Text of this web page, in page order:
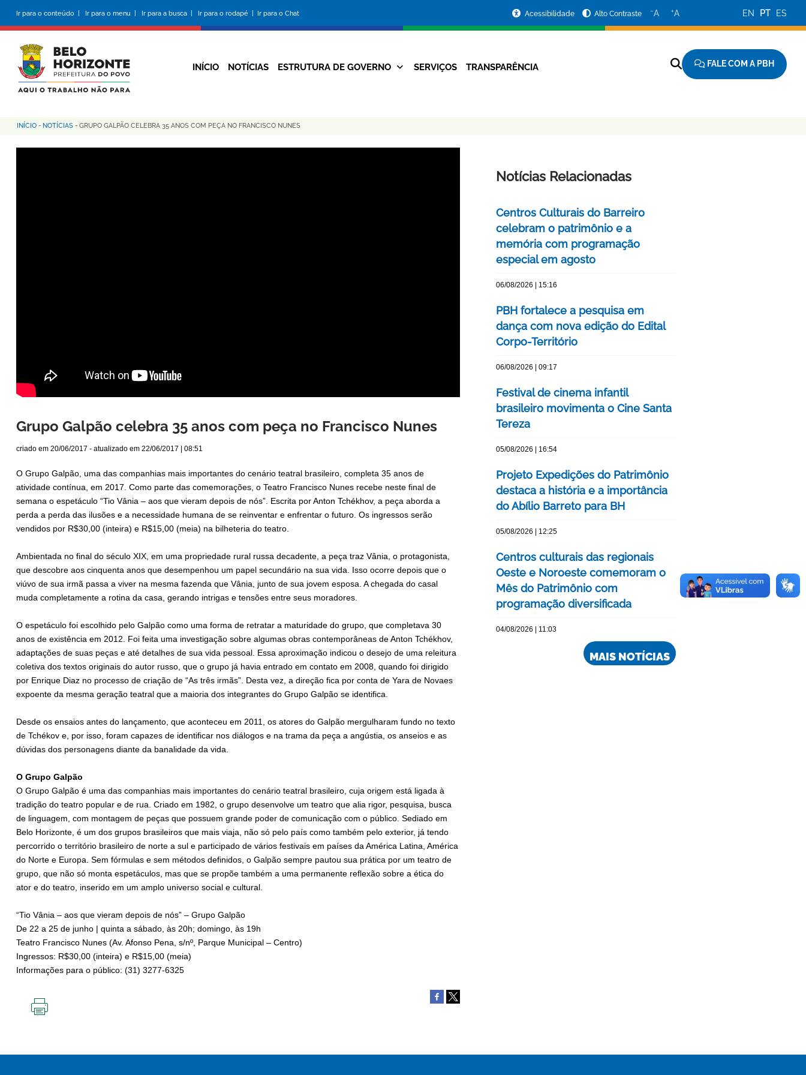
conteúdo
principal
Ir para o conteúdo | Ir para o menu | Ir para a busca | Ir para o rodapé | Ir para o Chat
da
Prefeitura
Acessibilidade Alto Contraste −A +A EN PT ES
Navegação
INÍCIO NOTÍCIAS ESTRUTURA DE GOVERNO SERVIÇOS TRANSPARÊNCIA FALE COM A PBH
Trilha
de
INÍCIO - NOTÍCIAS - GRUPO GALPÃO CELEBRA 35 ANOS COM PEÇA NO FRANCISCO NUNES
Grupo Galpão celebra 35 anos com peça no Francisco Nunes
criado em 20/06/2017 - atualizado em 22/06/2017 | 08:51
O Grupo Galpão, uma das companhias mais importantes do cenário teatral brasileiro, completa 35 anos de
atividade contínua, em 2017. Como parte das comemorações, o Teatro Francisco Nunes recebe neste final de
semana o espetáculo “Tio Vânia – aos que vieram depois de nós”. Escrita por Anton Tchékhov, a peça aborda a
perda a perda das ilusões e a necessidade humana de se reinventar e enfrentar o futuro. Os ingressos serão
vendidos por R$30,00 (inteira) e R$15,00 (meia) na bilheteria do teatro.
Ambientada no final do século XIX, em uma propriedade rural russa decadente, a peça traz Vânia, o protagonista,
que descobre aos cinquenta anos que desempenhou um papel secundário na sua vida. Isso ocorre depois que o
viúvo de sua irmã passa a viver na mesma fazenda que Vânia, junto de sua jovem esposa. A chegada do casal
muda completamente a rotina da casa, gerando intrigas e tensões entre seus moradores.
O espetáculo foi escolhido pelo Galpão como uma forma de retratar a maturidade do grupo, que completava 30
anos de existência em 2012. Foi feita uma investigação sobre algumas obras contemporâneas de Anton Tchékhov,
adaptações de suas peças e até detalhes de sua vida pessoal. Essa aproximação indicou o desejo de uma releitura
coletiva dos textos originais do autor russo, que o grupo já havia entrado em contato em 2008, quando foi dirigido
por Enrique Diaz no processo de criação de “As três irmãs”. Desta vez, a direção fica por conta de Yara de Novaes
expoente da mesma geração teatral que a maioria dos integrantes do Grupo Galpão se identifica.
Desde os ensaios antes do lançamento, que aconteceu em 2011, os atores do Galpão mergulharam fundo no texto
de Tchékov e, por isso, foram capazes de identificar nos diálogos e na trama da peça a angústia, os anseios e as
dúvidas dos personagens diante da banalidade da vida.
O Grupo Galpão
O Grupo Galpão é uma das companhias mais importantes do cenário teatral brasileiro, cuja origem está ligada à
tradição do teatro popular e de rua. Criado em 1982, o grupo desenvolve um teatro que alia rigor, pesquisa, busca
de linguagem, com montagem de peças que possuem grande poder de comunicação com o público. Sediado em
Belo Horizonte, é um dos grupos brasileiros que mais viaja, não só pelo país como também pelo exterior, já tendo
percorrido o território brasileiro de norte a sul e participado de vários festivais em países da América Latina, América
do Norte e Europa. Sem fórmulas e sem métodos definidos, o Galpão sempre pautou sua prática por um teatro de
grupo, que não só monta espetáculos, mas que se propõe também a uma permanente reflexão sobre a ética do
ator e do teatro, inserido em um amplo universo social e cultural.
“Tio Vânia – aos que vieram depois de nós” – Grupo Galpão
De 22 a 25 de junho | quinta a sábado, às 20h; domingo, às 19h
Teatro Francisco Nunes (Av. Afonso Pena, s/nº, Parque Municipal – Centro)
Ingressos: R$30,00 (inteira) e R$15,00 (meia)
Informações para o público: (31) 3277-6325
Notícias Relacionadas
Centros Culturais do Barreiro
celebram o patrimônio e a
memória com programação
especial em agosto
06/08/2026 | 15:16
PBH fortalece a pesquisa em
dança com nova edição do Edital
Corpo-Território
06/08/2026 | 09:17
Festival de cinema infantil
brasileiro movimenta o Cine Santa
Tereza
05/08/2026 | 16:54
Projeto Expedições do Patrimônio
destaca a história e a importância
do Abílio Barreto para BH
05/08/2026 | 12:25
Centros culturais das regionais
Oeste e Noroeste comemoram o
Mês do Patrimônio com
programação diversificada
04/08/2026 | 11:03
MAIS NOTÍCIAS